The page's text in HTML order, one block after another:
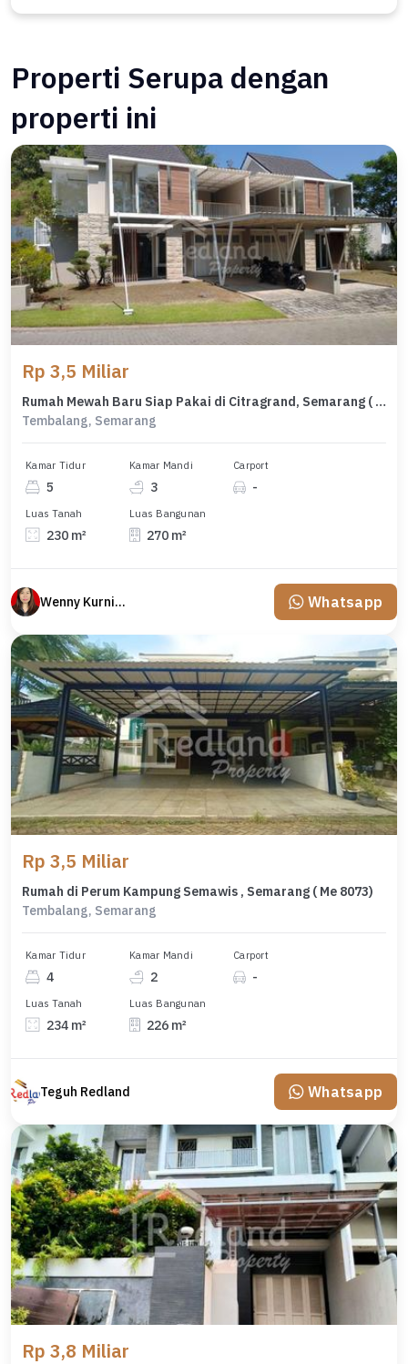
Properti Serupa dengan
properti ini
Rp 3,5 Miliar
Rumah Mewah Baru Siap Pakai di Citragrand, Semarang ( Wn 2449)
Tembalang, Semarang
Kamar Tidur
5
Kamar Mandi
3
Carport
-
Luas Tanah
230 m²
Luas Bangunan
270 m²
Wenny Kurniawati Whatsapp
Rp 3,5 Miliar
Rumah di Perum Kampung Semawis , Semarang ( Me 8073)
Tembalang, Semarang
Kamar Tidur
4
Kamar Mandi
2
Carport
-
Luas Tanah
234 m²
Luas Bangunan
226 m²
Teguh Redland Whatsapp
Rp 3,8 Miliar